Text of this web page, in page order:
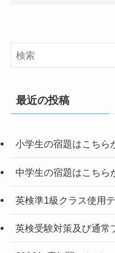
最近の投稿
小学生の宿題はこちら
中学生の宿題はこちら
英検準1級クラス使用
英検受験対策及び通常